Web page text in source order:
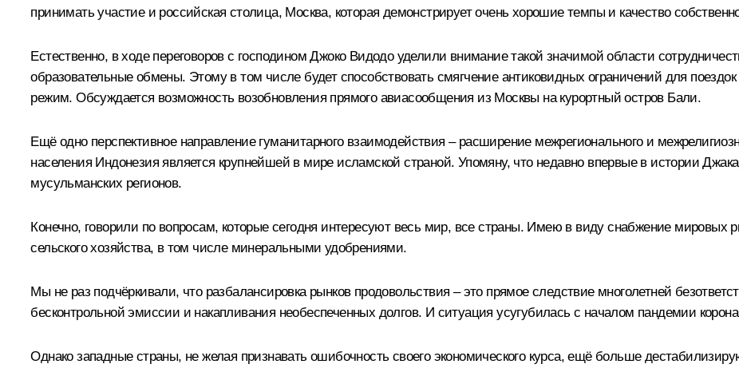
принимать участие и российская столица, Москва, которая демонстрирует очень хорошие темпы и качество
Естественно, в ходе переговоров с господином Джоко Видодо уделили внимание такой значимой области
образовательные обмены. Этому в том числе будет способствовать смягчение антиковидных ограничений для
режим. Обсуждается возможность возобновления прямого авиасообщения из Москвы на курортный остров Бали.
Ещё одно перспективное направление гуманитарного взаимодействия – расширение межрегионального и
населения Индонезия является крупнейшей в мире исламской страной. Упомяну, что недавно впервые в истории
мусульманских регионов.
Конечно, говорили по вопросам, которые сегодня интересуют весь мир, все страны. Имею в виду снабжение мировых
сельского хозяйства, в том числе минеральными удобрениями.
Мы не раз подчёркивали, что разбалансировка рынков продовольствия – это прямое следствие многолетней
бесконтрольной эмиссии и накапливания необеспеченных долгов. И ситуация усугубилась с началом пандемии
Однако западные страны, не желая признавать ошибочность своего экономического курса, ещё больше